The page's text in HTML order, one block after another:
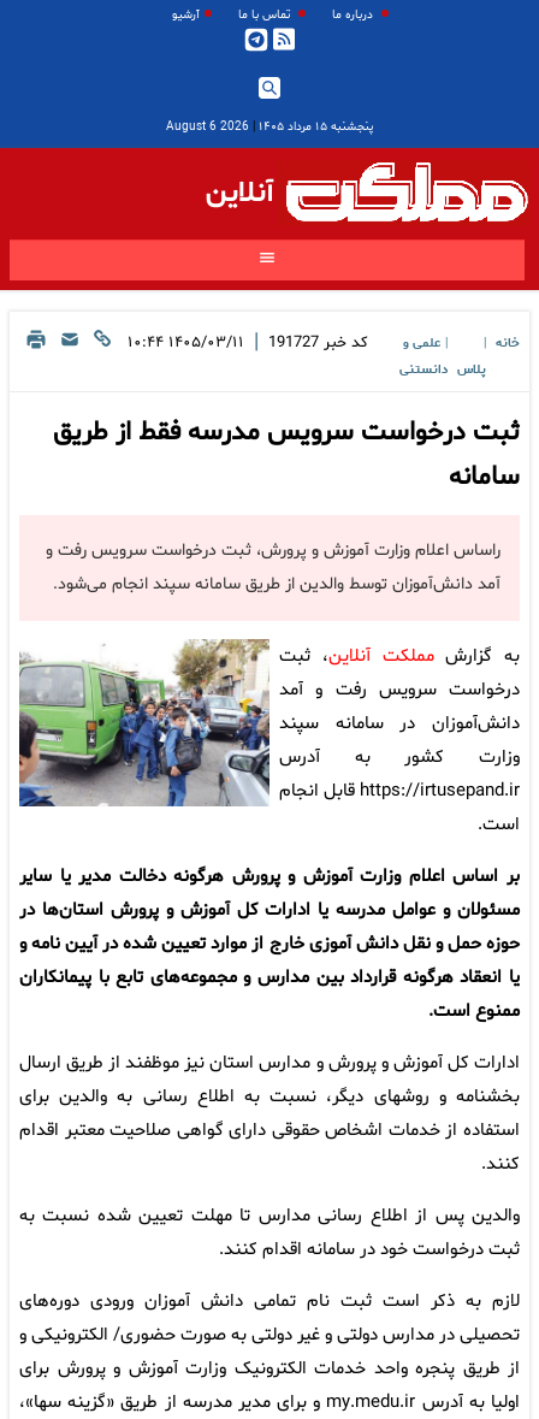
درباره ما تماس با ما آرشیو
پنجشنبه ۱۵ مرداد ۱۴۰۵ |
2026 August 6
آنلاین
خانه
پلاس
علمی و
دانستنی
کد خبر 191727
| ۱۴۰۵/۰۳/۱۱ ۱۰:۴۴
ثبت درخواست سرویس مدرسه فقط از طریق
سامانه
راساس اعلام وزارت آموزش و پرورش، ثبت درخواست سرویس رفت و
آمد دانش‌آموزان توسط والدین از طریق سامانه سپند انجام می‌شود.
به گزارشمملکت آنلاین، ثبت
درخواست سرویس رفت و آمد
دانش‌آموزان در سامانه سپند
وزارت کشور به آدرس
https://irtusepand.ir قابل انجام
است.
بر اساس اعلام وزارت آموزش و پرورش هرگونه دخالت مدیر یا سایر
مسئولان و عوامل مدرسه یا ادارات کل آموزش و پرورش استان‌ها در
حوزه حمل و نقل دانش آموزی خارج از موارد تعیین شده در آیین نامه و
یا انعقاد هرگونه قرارداد بین مدارس و مجموعه‌های تابع با پیمانکاران
ممنوع است.
ادارات کل آموزش و پرورش و مدارس استان نیز موظفند از طریق ارسال
بخشنامه و روشهای دیگر، نسبت به اطلاع رسانی به والدین برای
استفاده از خدمات اشخاص حقوقی دارای گواهی صلاحیت معتبر اقدام
کنند.
والدین پس از اطلاع رسانی مدارس تا مهلت تعیین شده نسبت به
ثبت درخواست خود در سامانه اقدام کنند.
لازم به ذکر است ثبت نام تمامی دانش آموزان ورودی دوره‌های
تحصیلی در مدارس دولتی و غیر دولتی به صورت حضوری/ الکترونیکی و
از طریق پنجره واحد خدمات الکترونیک وزارت آموزش و پرورش برای
اولیا به آدرس my.medu.ir و برای مدیر مدرسه از طریق «گزینه سها»،